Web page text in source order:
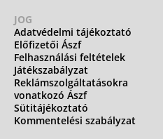
JOG
Adatvédelmi tájékoztató
Előfizetői Ászf
Felhasználási feltételek
Játékszabályzat
Reklámszolgáltatásokra
vonatkozó Ászf
Sütitájékoztató
Kommentelési szabályzat